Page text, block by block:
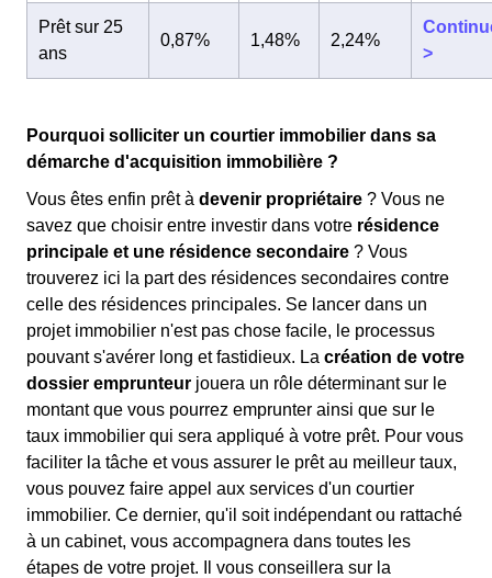
Prêt sur 25
ans
0,87% 1,48% 2,24%
>
Pourquoi solliciter un courtier immobilier dans sa
démarche d'acquisition immobilière ?
Vous êtes enfin prêt à devenir propriétaire ? Vous ne
savez que choisir entre investir dans votre résidence
principale et une résidence secondaire ? Vous
trouverez ici la part des résidences secondaires contre
celle des résidences principales. Se lancer dans un
projet immobilier n'est pas chose facile, le processus
pouvant s'avérer long et fastidieux. La création de votre
dossier emprunteur jouera un rôle déterminant sur le
montant que vous pourrez emprunter ainsi que sur le
taux immobilier qui sera appliqué à votre prêt. Pour vous
faciliter la tâche et vous assurer le prêt au meilleur taux,
vous pouvez faire appel aux services d'un courtier
immobilier. Ce dernier, qu'il soit indépendant ou rattaché
à un cabinet, vous accompagnera dans toutes les
étapes de votre projet. Il vous conseillera sur la